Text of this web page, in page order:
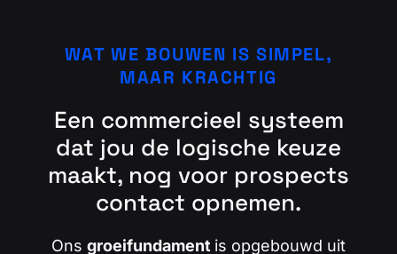
WAT WE BOUWEN IS SIMPEL,
MAAR KRACHTIG
Een commercieel systeem
dat jou de logische keuze
maakt, nog voor prospects
contact opnemen.
Ons groeifundament is opgebouwd uit